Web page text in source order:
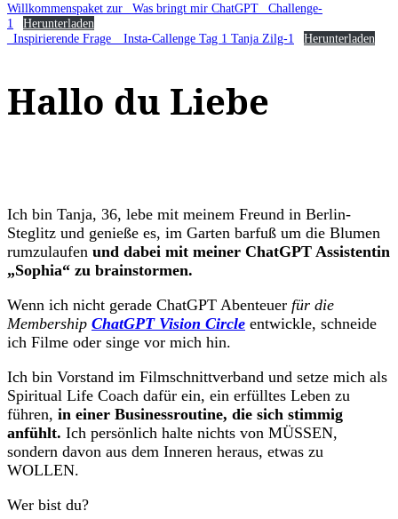
Willkommenspaket zur _Was bringt mir ChatGPT_ Challenge-
1
Herunterladen
_Inspirierende Frage__Insta-Callenge Tag 1 Tanja Zilg-1
Herunterladen
Hallo du Liebe
Ich bin Tanja, 36, lebe mit meinem Freund in Berlin-
Steglitz und genieße es, im Garten barfuß um die Blumen
rumzulaufen und dabei mit meiner ChatGPT Assistentin
„Sophia“ zu brainstormen.
Wenn ich nicht gerade ChatGPT Abenteuer für die
Membership ChatGPT Vision Circle entwickle, schneide
ich Filme oder singe vor mich hin.
Ich bin Vorstand im Filmschnittverband und setze mich als
Spiritual Life Coach dafür ein, ein erfülltes Leben zu
führen, in einer Businessroutine, die sich stimmig
anfühlt. Ich persönlich halte nichts von MÜSSEN,
sondern davon aus dem Inneren heraus, etwas zu
WOLLEN.
Wer bist du?